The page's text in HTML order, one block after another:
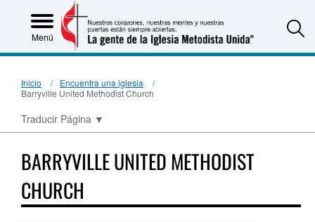
Menú
Inicio
Encuentra una iglesia
Barryville United Methodist Church
Traducir Página ▼
BARRYVILLE UNITED METHODIST
CHURCH